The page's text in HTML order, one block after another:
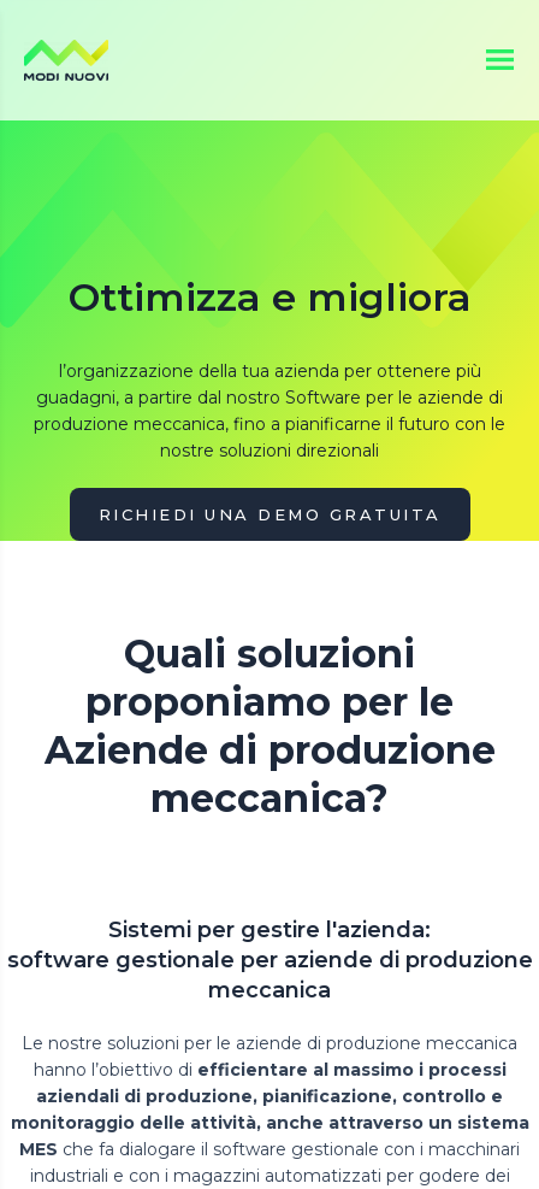
contenuto
Ottimizza e migliora
l’organizzazione della tua azienda per ottenere più
guadagni, a partire dal nostro Software per le aziende di
produzione meccanica, fino a pianificarne il futuro con le
nostre soluzioni direzionali
RICHIEDI UNA DEMO GRATUITA
Quali soluzioni
proponiamo per le
Aziende di produzione
meccanica?
Sistemi per gestire l'azienda:
software gestionale per aziende di produzione
meccanica
Le nostre soluzioni per le aziende di produzione meccanica
hanno l’obiettivo di efficientare al massimo i processi
aziendali di produzione, pianificazione, controllo e
monitoraggio delle attività, anche attraverso un sistema
MES che fa dialogare il software gestionale con i macchinari
industriali e con i magazzini automatizzati per godere dei